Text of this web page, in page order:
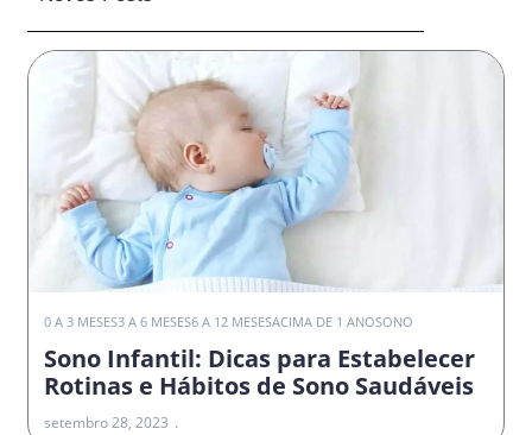
0 A 3 MESES3 A 6 MESES6 A 12 MESESACIMA DE 1 ANOSONO
Sono Infantil: Dicas para Estabelecer
Rotinas e Hábitos de Sono Saudáveis
setembro 28, 2023